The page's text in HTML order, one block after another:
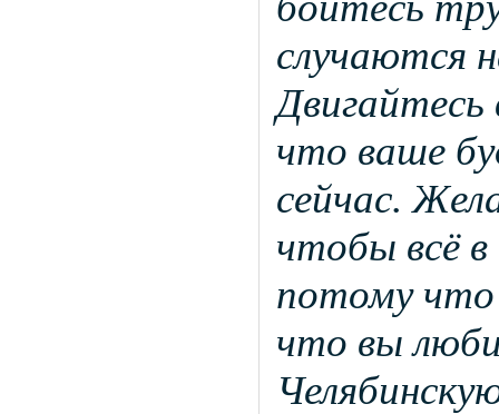
случаются
Двигайтесь
что ваше
сейчас.
чтобы всё
потому
что вы